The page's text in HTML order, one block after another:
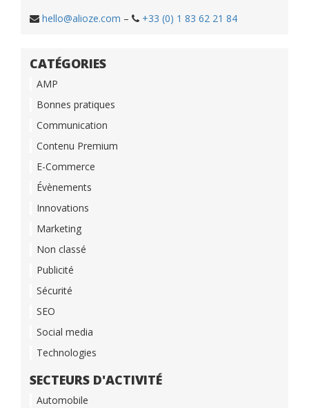
hello@alioze.com – +33 (0) 1 83 62 21 84
CATÉGORIES
AMP
Bonnes pratiques
Communication
Contenu Premium
E-Commerce
Évènements
Innovations
Marketing
Non classé
Publicité
Sécurité
SEO
Social media
Technologies
SECTEURS D'ACTIVITÉ
Automobile